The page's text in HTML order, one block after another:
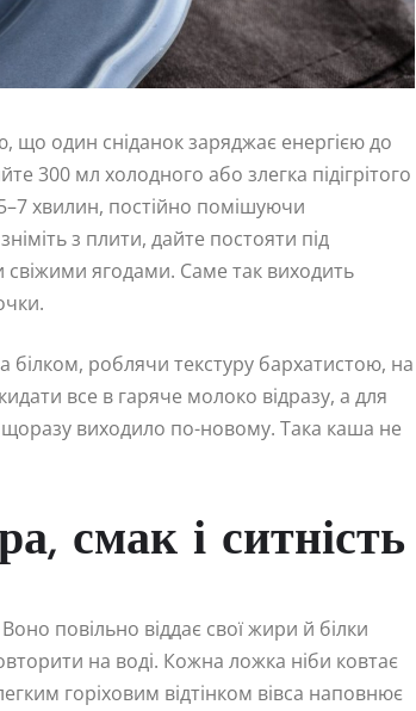
що один сніданок заряджає енергією до
300 мл холодного або злегка підігрітого
хвилин, постійно помішуючи
з плити, дайте постояти під
ягодами. Саме так виходить
білком, роблячи текстуру бархатистою, на
все в гаряче молоко відразу, а для
виходило по-новому. Така каша не
смак і ситність
повільно віддає свої жири й білки
на воді. Кожна ложка ніби ковтає
горіховим відтінком вівса наповнює